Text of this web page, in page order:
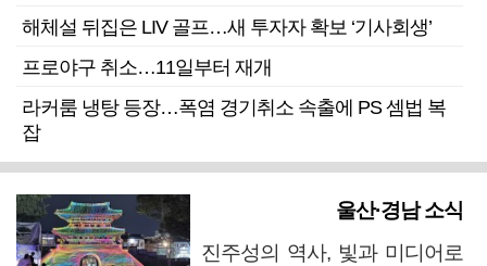
해체설 뒤집은 LIV 골프…새 투자자 확보 ‘기사회생’
프로야구 취소…11일부터 재개
라커룸 냉탕 등장…폭염 경기취소 속출에 PS 셈법 복
잡
울산·경남 소식
진주성의 역사, 빛과 미디어로